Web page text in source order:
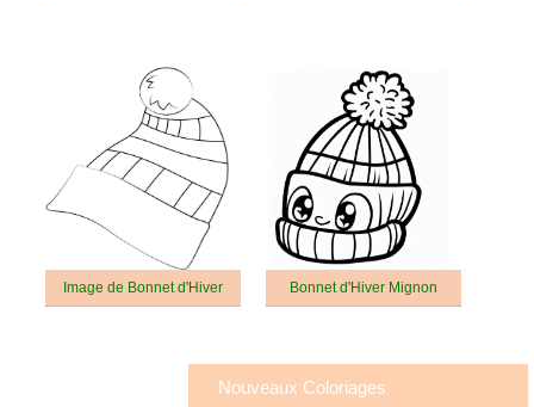
Image de Bonnet d'Hiver Bonnet d'Hiver Mignon
Nouveaux Coloriages